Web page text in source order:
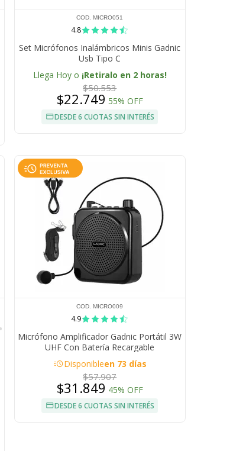
COD. MICRO051
4.8
Set Micrófonos Inalámbricos Minis Gadnic
Usb Tipo C
Llega Hoy o ¡Retiralo en 2 horas!
$50.553
$22.749 55% OFF
DESDE 6 CUOTAS SIN INTERÉS
COD. MICRO009
4.9
Micrófono Amplificador Gadnic Portátil 3W
UHF Con Batería Recargable
acuteDisponibleen 73 días
$57.907
$31.849 45% OFF
DESDE 6 CUOTAS SIN INTERÉS